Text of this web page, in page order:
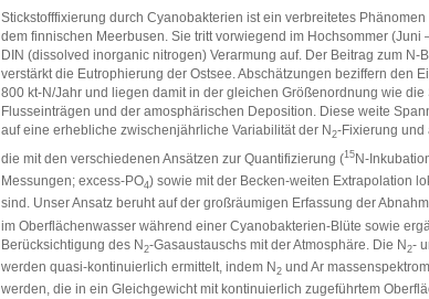
Stickstofffixierung durch Cyanobakterien ist ein verbreitetes
dem finnischen Meerbusen. Sie tritt vorwiegend im Hochsommer (Juni
DIN (dissolved inorganic nitrogen) Verarmung auf. Der Beitrag zum N-
verstärkt die Eutrophierung der Ostsee. Abschätzungen beziffern den
800 kt-N/Jahr und liegen damit in der gleichen Größenordnung wie die
Flusseinträgen und der amosphärischen Deposition. Diese weite
auf eine erhebliche zwischenjährliche Variabilität der N2-Fixierung und
die mit den verschiedenen Ansätzen zur Quantifizierung (15N-
Messungen; excess-PO4) sowie mit der Becken-weiten Extrapolation
sind. Unser Ansatz beruht auf der großräumigen Erfassung der
im Oberflächenwasser während einer Cyanobakterien-Blüte sowie
Berücksichtigung des N2-Gasaustauschs mit der Atmosphäre. Die N2-
werden quasi-kontinuierlich ermittelt, indem N2 und Ar
werden, die in ein Gleichgewicht mit kontinuierlich zugeführtem